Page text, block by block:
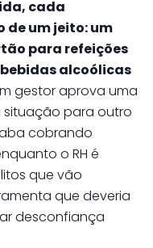
cada
de um jeito: um
para refeições
alcoólicas
gestor aprova uma
para outro
cobrando
o RH é
que vão
que deveria
desconfiança